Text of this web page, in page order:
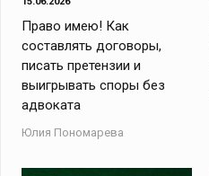
Право имею! Как
составлять договоры,
писать претензии и
выигрывать споры без
адвоката
Юлия Пономарева